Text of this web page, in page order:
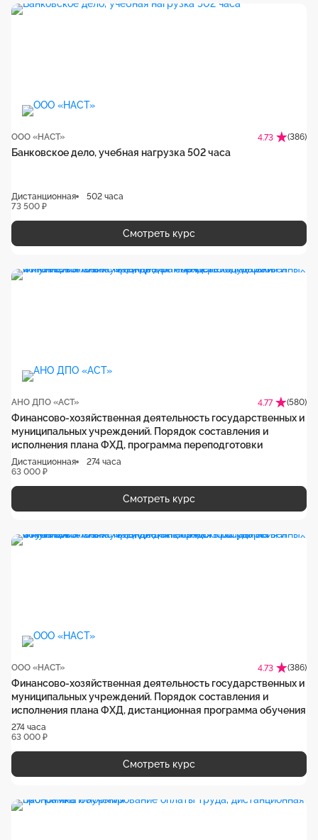
ООО «НАСТ» 4.73 (386)
Банковское дело, учебная нагрузка 502 часа
Дистанционная
502 часа
73 500 ₽
Смотреть курс
АНО ДПО «АСТ» 4.77 (580)
Финансово-хозяйственная деятельность государственных и
муниципальных учреждений. Порядок составления и
исполнения плана ФХД, программа переподготовки
Дистанционная
274 часа
63 000 ₽
Смотреть курс
ООО «НАСТ» 4.73 (386)
Финансово-хозяйственная деятельность государственных и
муниципальных учреждений. Порядок составления и
исполнения плана ФХД, дистанционная программа обучения
274 часа
63 000 ₽
Смотреть курс